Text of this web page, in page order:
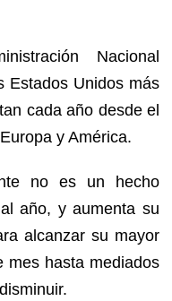
Nacional
Estados Unidos más
cada año desde el
y América.
no es un hecho
año, y aumenta su
alcanzar su mayor
mes hasta mediados